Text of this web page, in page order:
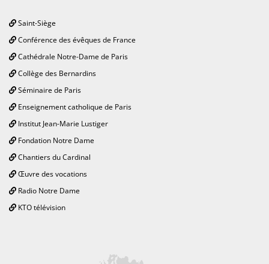
Saint-Siège
Conférence des évêques de France
Cathédrale Notre-Dame de Paris
Collège des Bernardins
Séminaire de Paris
Enseignement catholique de Paris
Institut Jean-Marie Lustiger
Fondation Notre Dame
Chantiers du Cardinal
Œuvre des vocations
Radio Notre Dame
KTO télévision